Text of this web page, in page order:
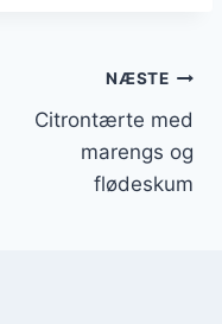
NÆSTE
Citrontærte med
marengs og
flødeskum